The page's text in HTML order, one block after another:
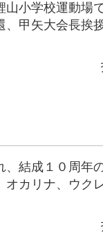
小学校運動場
甲矢大会長挨
結成１０周年
カリナ、ウク